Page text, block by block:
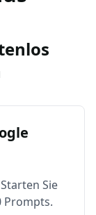
Sie
Prompts.